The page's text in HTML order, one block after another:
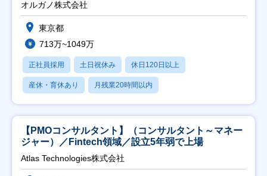
オルガノ株式会社
東京都
713万~1049万
正社員採用 土日祝休み 休日120日以上
産休・育休あり 月残業20時間以内
【PMOコンサルタント】（コンサルタント～マネー
ジャー）／Fintech領域／設立5年弱で上場
Atlas Technologies株式会社